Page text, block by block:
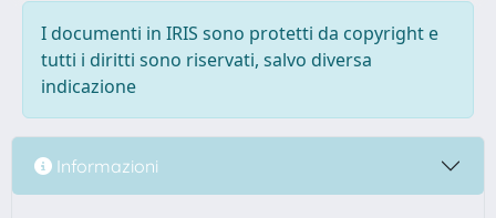
I documenti in IRIS sono protetti da copyright e
tutti i diritti sono riservati, salvo diversa
indicazione
Informazioni